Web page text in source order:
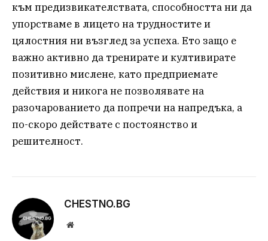
към предизвикателствата, способността ни да
упорстваме в лицето на трудностите и
цялостния ни възглед за успеха. Ето защо е
важно активно да тренирате и култивирате
позитивно мислене, като предприемате
действия и никога не позволявате на
разочарованието да попречи на напредъка, а
по-скоро действате с постоянство и
решителност.
CHESTNO.BG
Website